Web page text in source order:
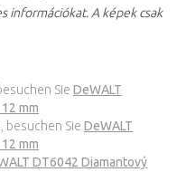
információkat. A képek csak
Sie DeWALT
mm
besuchen Sie DeWALT
mm
DT6042 Diamantový